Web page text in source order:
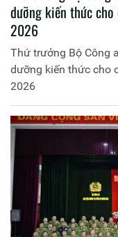
dưỡng kiến thức cho
2026
Thứ trưởng Bộ Công
dưỡng kiến thức cho
2026